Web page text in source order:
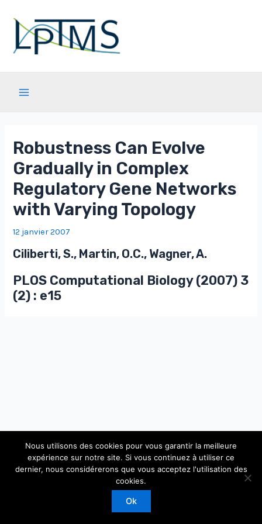
contenu
Robustness Can Evolve
Gradually in Complex
Regulatory Gene Networks
with Varying Topology
12 janvier 2007
Ciliberti, S., Martin, O.C., Wagner, A.
PLOS Computational Biology (2007) 3
(2) : e15
Copyright © 2026 Laboratoire de Physique Théorique et
Modèles Statistiques
Nous utilisons des cookies pour vous garantir la meilleure
expérience sur notre site. Si vous continuez à utiliser ce
dernier, nous considérerons que vous acceptez l'utilisation des
cookies.
Ok